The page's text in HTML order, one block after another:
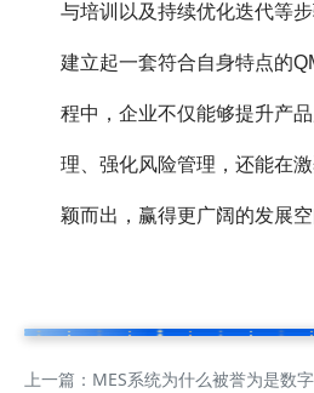
与培训以及持续优化迭代等
建立起一套符合自身特点的
程中，企业不仅能够提升产
理、强化风险管理，还能在
颖而出，赢得更广阔的发展空
上一篇： MES系统为什么被誉为是数